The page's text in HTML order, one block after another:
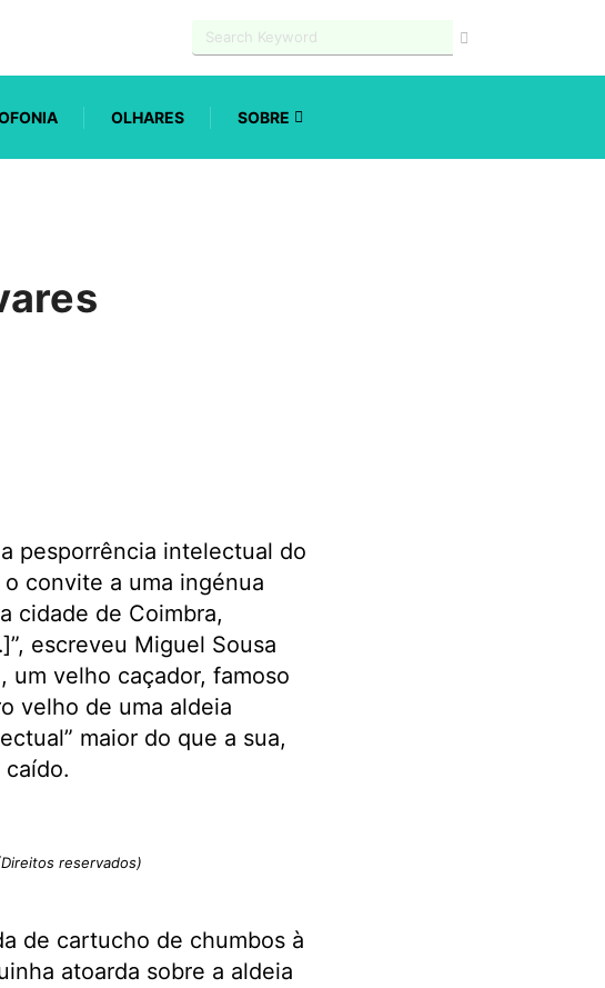
OLHARES SOBRE
pesporrência intelectual do
convite a uma ingénua
cidade de Coimbra,
escreveu Miguel Sousa
um velho caçador, famoso
velho de uma aldeia
maior do que a sua,
reservados)
de cartucho de chumbos à
atoarda sobre a aldeia